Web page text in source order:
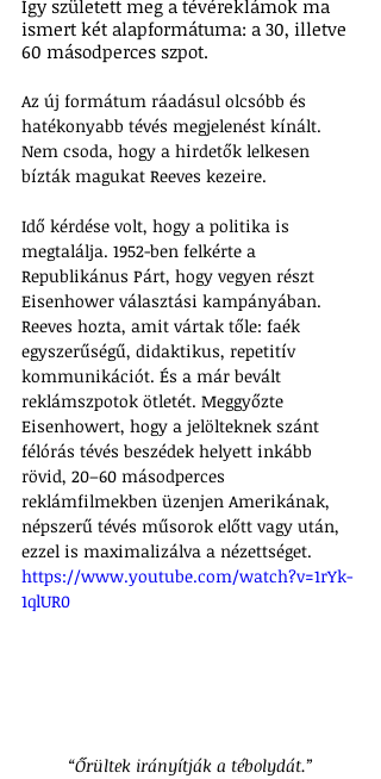
Így született meg a tévéreklámok ma
ismert két alapformátuma: a 30, illetve
60 másodperces szpot.
Az új formátum ráadásul olcsóbb és
hatékonyabb tévés megjelenést kínált.
Nem csoda, hogy a hirdetők lelkesen
bízták magukat Reeves kezeire.
Idő kérdése volt, hogy a politika is
megtalálja. 1952-ben felkérte a
Republikánus Párt, hogy vegyen részt
Eisenhower választási kampányában.
Reeves hozta, amit vártak tőle: faék
egyszerűségű, didaktikus, repetitív
kommunikációt. És a már bevált
reklámszpotok ötletét. Meggyőzte
Eisenhowert, hogy a jelölteknek szánt
félórás tévés beszédek helyett inkább
rövid, 20–60 másodperces
reklámfilmekben üzenjen Amerikának,
népszerű tévés műsorok előtt vagy után,
ezzel is maximalizálva a nézettséget.
https://www.youtube.com/watch?v=1rYk-
1qlUR0
“Őrültek irányítják a tébolydát.”